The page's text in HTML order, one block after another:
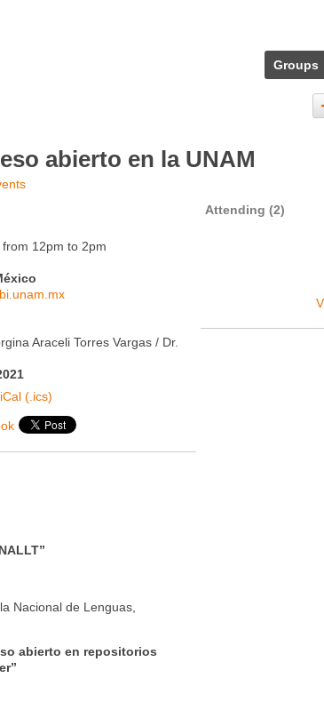
Groups
abierto en la UNAM
from 12pm to 2pm
Araceli Torres Vargas / Dr.
(.ics)
Nacional de Lenguas,
abierto en repositorios
Attending (2)